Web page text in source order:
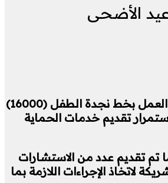
الأضحى
تلقت الدكتورة سحر السنباطي، رئيسة المجلس القومي للطفولة والأمومة، تقريرًا من الإدارة العامة لنجدة الطفل حول انتظام سير العمل بخط نجدة الطفل (16000)
تقديم خدمات الحماية
اتصالًا من المواطنين خلال فترة عيد الاضحى المبارك، كما سجل (164) بلاغًا، فيما تم تقديم عدد من الاستشارات
لاتخاذ الإجراءات اللازمة بما